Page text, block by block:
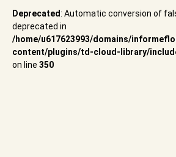
Deprecated: Automatic conversion of
deprecated in
/home/u617623993/domains/
content/plugins/td-cloud-library/
on line 350